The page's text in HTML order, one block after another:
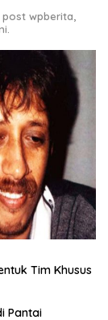
wpberita,
Tim Khusus
Pantai